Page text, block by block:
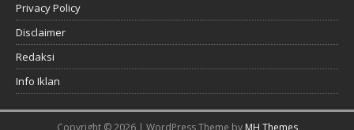
Privacy Policy
Disclaimer
Redaksi
Info Iklan